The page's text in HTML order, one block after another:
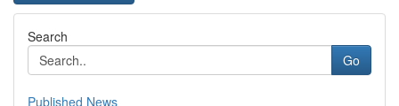
Search
Go
Published News